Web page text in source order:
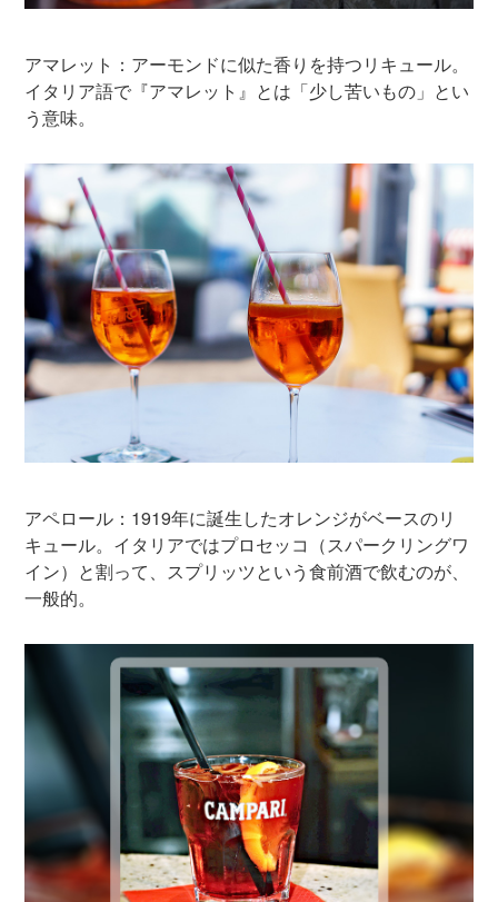
アマレット：アーモンドに似た香りを持つリキュール。
イタリア語で『アマレット』とは「少し苦いもの」とい
う意味。
アペロール：1919年に誕生したオレンジがベースのリ
キュール。イタリアではプロセッコ（スパークリングワ
イン）と割って、スプリッツという食前酒で飲むのが、
一般的。